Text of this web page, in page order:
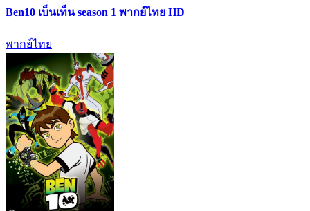
Ben10 เบ็นเท็น season 1 พากย์ไทย HD
พากย์ไทย